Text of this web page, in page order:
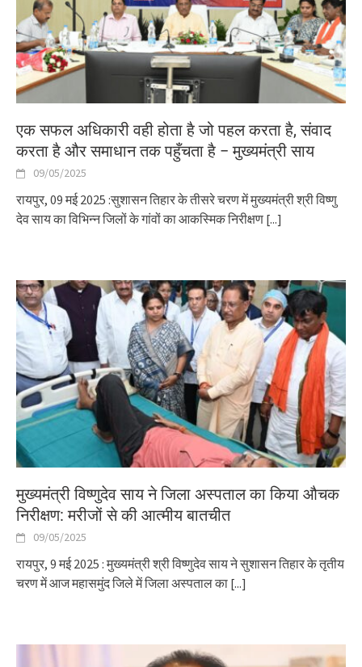
एक सफल अधिकारी वही होता है जो पहल करता है, संवाद
करता है और समाधान तक पहुँचता है – मुख्यमंत्री साय
09/05/2025
रायपुर, 09 मई 2025 :सुशासन तिहार के तीसरे चरण में मुख्यमंत्री श्री विष्णु
देव साय का विभिन्न जिलों के गांवों का आकस्मिक निरीक्षण [...]
मुख्यमंत्री विष्णुदेव साय ने जिला अस्पताल का किया औचक
निरीक्षण: मरीजों से की आत्मीय बातचीत
09/05/2025
रायपुर, 9 मई 2025 : मुख्यमंत्री श्री विष्णुदेव साय ने सुशासन तिहार के तृतीय
चरण में आज महासमुंद जिले में जिला अस्पताल का [...]